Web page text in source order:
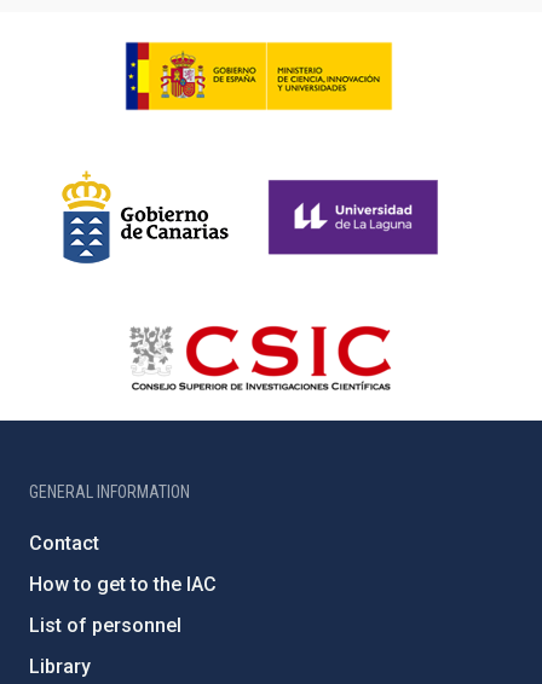
GENERAL INFORMATION
Contact
How to get to the IAC
List of personnel
Library